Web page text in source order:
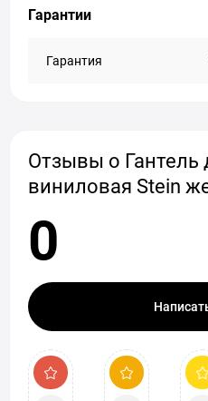
Гарантии
Гарантия
Отзывы о Гантель
виниловая Stein
0